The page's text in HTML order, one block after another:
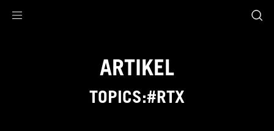
ARTIKEL
TOPICS:#RTX